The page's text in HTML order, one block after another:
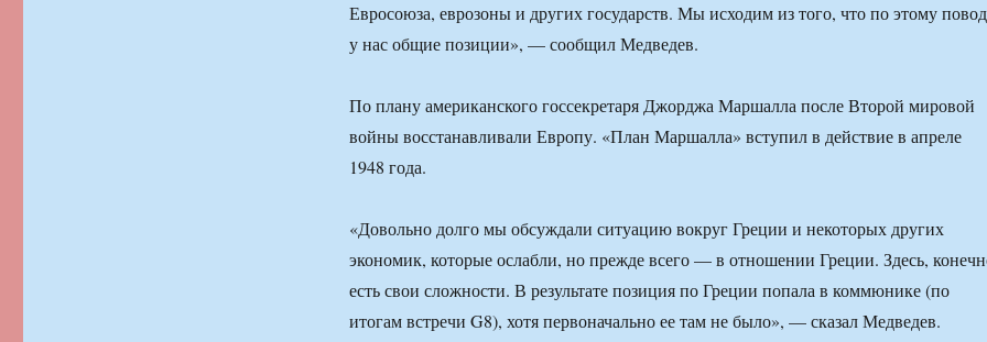
Евросоюза, еврозоны и других государств. Мы исходим из того, что по этому
у нас общие позиции», — сообщил Медведев.
По плану американского госсекретаря Джорджа Маршалла после Второй мировой
войны восстанавливали Европу. «План Маршалла» вступил в действие в апреле
1948 года.
«Довольно долго мы обсуждали ситуацию вокруг Греции и некоторых других
экономик, которые ослабли, но прежде всего — в отношении Греции. Здесь,
есть свои сложности. В результате позиция по Греции попала в коммюнике (по
итогам встречи G8), хотя первоначально ее там не было», — сказал Медведев.